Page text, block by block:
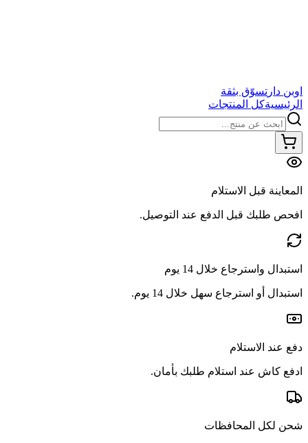
اوبن دار تسوّق بثقة
الرئيسيةكل المنتجات
المعاينة قبل الاستلام
افحص طلبك قبل الدفع عند التوصيل.
استبدال واسترجاع خلال 14 يوم
استبدال أو استرجاع سهل خلال 14 يوم.
دفع عند الاستلام
ادفع كاش عند استلام طلبك بأمان.
شحن لكل المحافظات